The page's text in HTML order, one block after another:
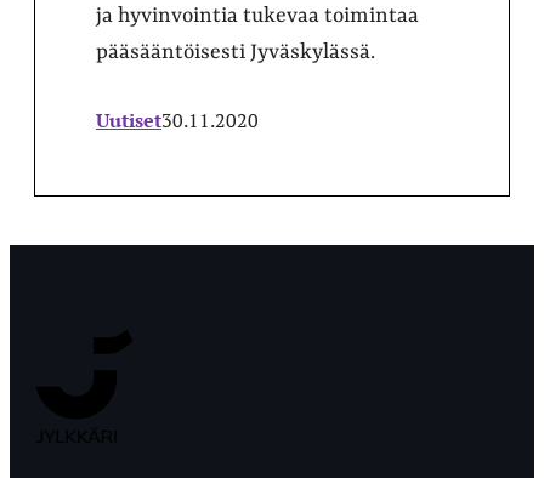
ja hyvinvointia tukevaa toimintaa
pääsääntöisesti Jyväskylässä.
Uutiset30.11.2020